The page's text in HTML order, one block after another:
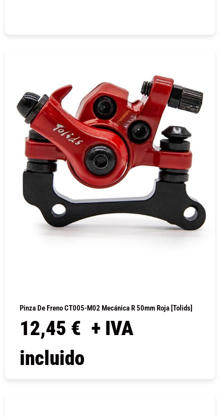
Pinza De Freno CT005-M02 Mecánica R 50mm Roja [Tolids]
12,45 € + IVA
incluido